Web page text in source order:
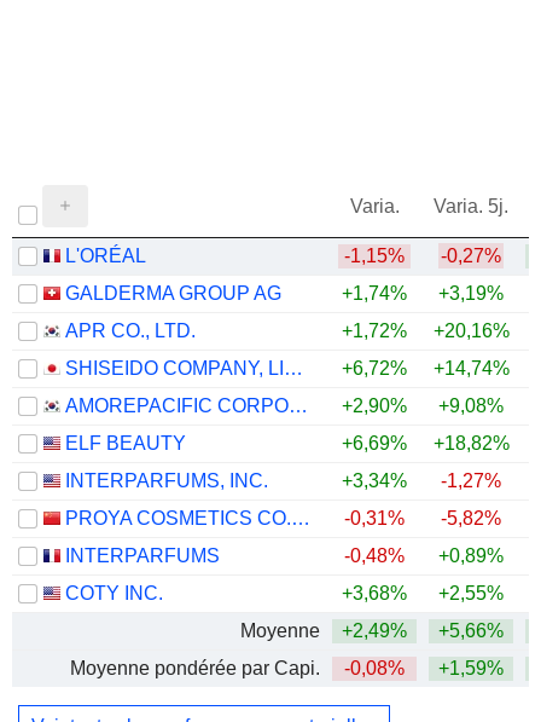
Varia. Varia. 5j.
L'ORÉAL -1,15% -0,27%
GALDERMA GROUP AG
+1,74% +3,19%
APR CO., LTD.
+1,72% +20,16%
SHISEIDO COMPANY, LIMITED
+6,72% +14,74%
AMOREPACIFIC CORPORATION
+2,90% +9,08%
ELF BEAUTY
+6,69% +18,82%
INTERPARFUMS, INC.
+3,34% -1,27%
PROYA COSMETICS CO.,LTD.
-0,31% -5,82%
INTERPARFUMS
-0,48% +0,89%
COTY INC.
+3,68% +2,55%
Moyenne
+2,49% +5,66%
Moyenne pondérée par Capi.
-0,08% +1,59%